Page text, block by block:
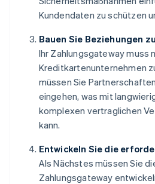
Kundendaten zu schützen
Bauen Sie Beziehungen
Ihr Zahlungsgateway muss
Kreditkartenunternehmen
müssen Sie
eingehen, was mit
komplexen vertraglichen
kann.
Entwickeln Sie die
Als Nächstes müssen Sie
Zahlungsgateway